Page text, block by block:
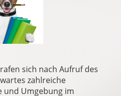
sich nach Aufruf des
zahlreiche
und Umgebung im